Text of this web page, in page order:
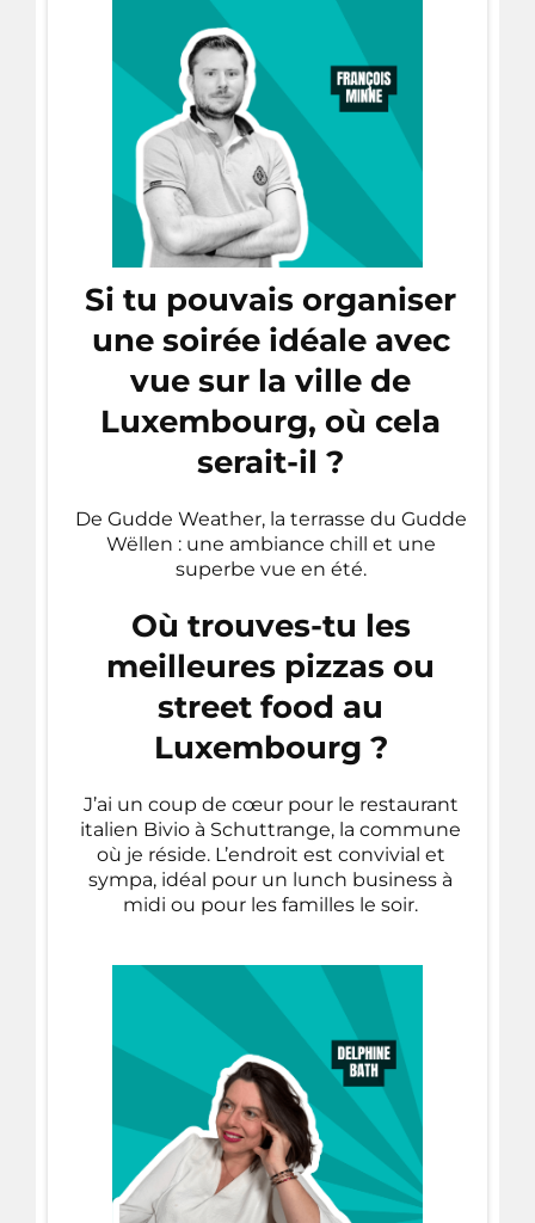
Si tu pouvais organiser
une soirée idéale avec
vue sur la ville de
Luxembourg, où cela
serait-il ?
De Gudde Weather, la terrasse du Gudde
Wëllen : une ambiance chill et une
superbe vue en été.
Où trouves-tu les
meilleures pizzas ou
street food au
Luxembourg ?
J’ai un coup de cœur pour le restaurant
italien Bivio à Schuttrange, la commune
où je réside. L’endroit est convivial et
sympa, idéal pour un lunch business à
midi ou pour les familles le soir.